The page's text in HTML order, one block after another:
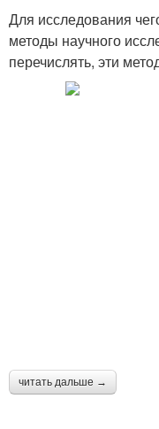
Для исследования
методы научного
перечислять, эти
читать дальше →